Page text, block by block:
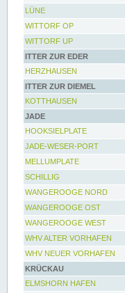
LÜNE
WITTORF OP
WITTORF UP
ITTER ZUR EDER
HERZHAUSEN
ITTER ZUR DIEMEL
KOTTHAUSEN
JADE
HOOKSIELPLATE
JADE-WESER-PORT
MELLUMPLATE
SCHILLIG
WANGEROOGE NORD
WANGEROOGE OST
WANGEROOGE WEST
WHV ALTER VORHAFEN
WHV NEUER VORHAFEN
KRÜCKAU
ELMSHORN HAFEN